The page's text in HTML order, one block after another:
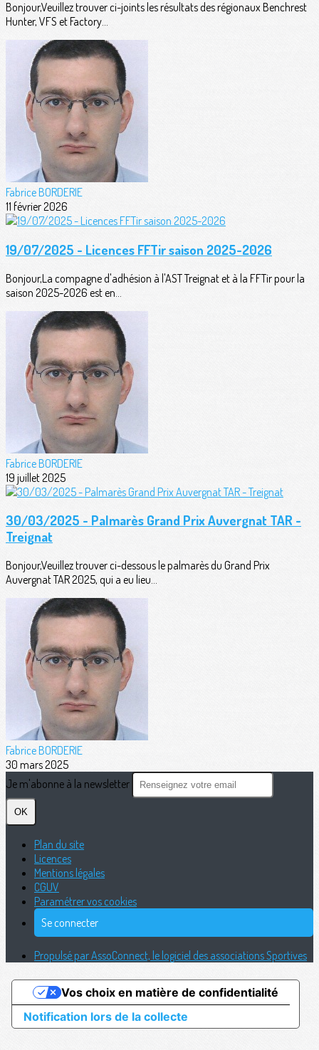
Bonjour,Veuillez trouver ci-joints les résultats des régionaux Benchrest
Hunter, VFS et Factory...
Fabrice BORDERIE
11 février 2026
19/07/2025 - Licences FFTir saison 2025-2026
Bonjour,La compagne d'adhésion à l'AST Treignat et à la FFTir pour la
saison 2025-2026 est en...
Fabrice BORDERIE
19 juillet 2025
30/03/2025 - Palmarès Grand Prix Auvergnat TAR -
Treignat
Bonjour,Veuillez trouver ci-dessous le palmarès du Grand Prix
Auvergnat TAR 2025, qui a eu lieu...
Fabrice BORDERIE
30 mars 2025
Je m'abonne à la newsletter
OK
Plan du site
Licences
Mentions légales
CGUV
Paramétrer vos cookies
Se connecter
Propulsé par AssoConnect, le logiciel des associations Sportives
Notification lors de la collecte
Vos choix en matière de confidentialité